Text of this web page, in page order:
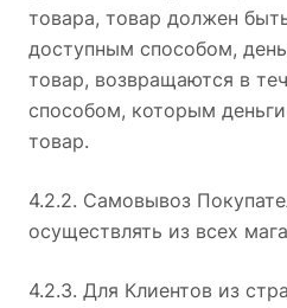
товара, товар должен
доступным способом,
товар, возвращаются в
способом, которым
товар.
4.2.2. Самовывоз
осуществлять из всех
4.2.3. Для Клиентов из